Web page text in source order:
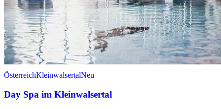
ÖsterreichKleinwalsertalNeu
Day Spa im Kleinwalsertal